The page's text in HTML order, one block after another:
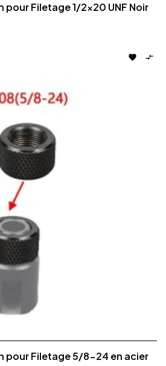
pour Filetage 1/2x20 UNF Noir
 
pour Filetage 5/8-24 en acier